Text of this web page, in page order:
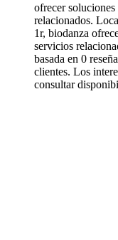
ofrecer
relacionados.
1r, biodanza
servicios
basada en 0
clientes. Los
consultar